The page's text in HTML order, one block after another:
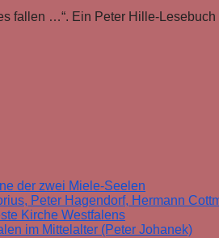
fallen …“. Ein Peter Hille-Lesebuch
der zwei Miele-Seelen
Peter Hagendorf, Hermann
Kirche Westfalens
im Mittelalter (Peter Johanek)